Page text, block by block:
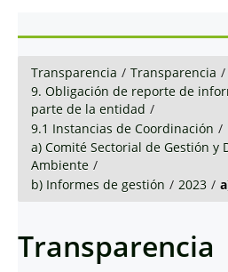
Transparencia / Transparencia /
9. Obligación de reporte de
parte de la entidad /
9.1 Instancias de Coordinación /
a) Comité Sectorial de Gestión y
Ambiente /
b) Informes de gestión / 2023 /
Transparencia